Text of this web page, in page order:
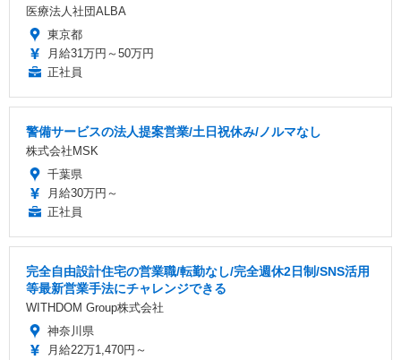
医療法人社団ALBA
東京都
月給31万円～50万円
正社員
警備サービスの法人提案営業/土日祝休み/ノルマなし
株式会社MSK
千葉県
月給30万円～
正社員
完全自由設計住宅の営業職/転勤なし/完全週休2日制/SNS活用
等最新営業手法にチャレンジできる
WITHDOM Group株式会社
神奈川県
月給22万1,470円～